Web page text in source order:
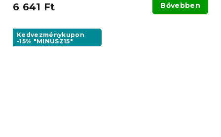
6 641 Ft Bővebben
Kedvezménykupon
-15% "MINUSZ15"